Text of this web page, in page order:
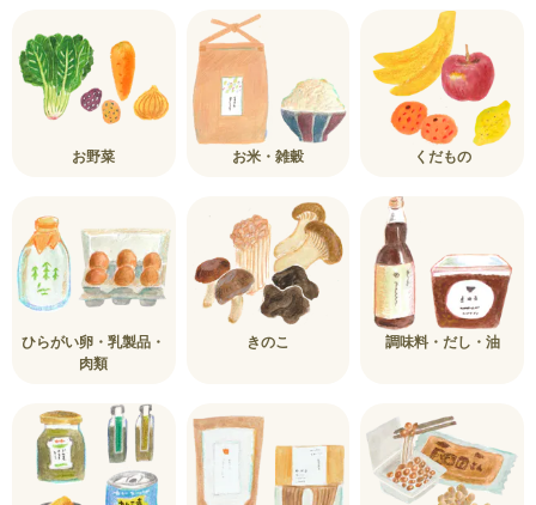
お野菜 お米・雑穀 くだもの
ひらがい卵・乳製品・
肉類
きのこ 調味料・だし・油